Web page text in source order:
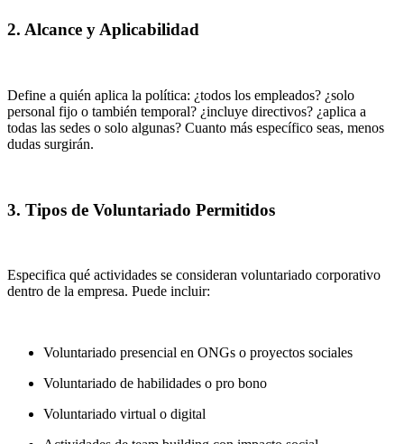
2. Alcance y Aplicabilidad
Define a quién aplica la política: ¿todos los empleados? ¿solo
personal fijo o también temporal? ¿incluye directivos? ¿aplica a
todas las sedes o solo algunas? Cuanto más específico seas, menos
dudas surgirán.
3. Tipos de Voluntariado Permitidos
Especifica qué actividades se consideran voluntariado corporativo
dentro de la empresa. Puede incluir:
Voluntariado presencial en ONGs o proyectos sociales
Voluntariado de habilidades o pro bono
Voluntariado virtual o digital